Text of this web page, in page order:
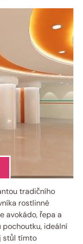
tradičního
rostlinné
avokádo, řepa a
pochoutku, ideální
stůl tímto